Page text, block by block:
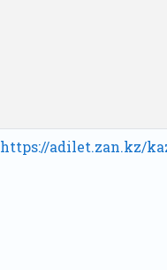
https://adilet.zan.kz/